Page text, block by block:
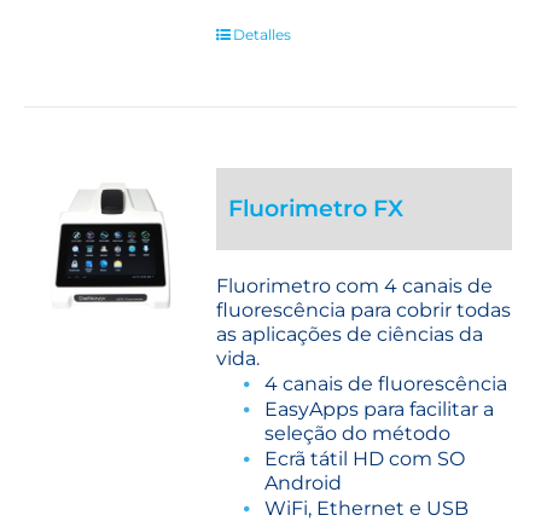
Detalles
Fluorimetro FX
Fluorimetro com 4 canais de
fluorescência para cobrir todas
as aplicações de ciências da
vida.
4 canais de fluorescência
EasyApps para facilitar a
seleção do método
Ecrã tátil HD com SO
Android
WiFi, Ethernet e USB